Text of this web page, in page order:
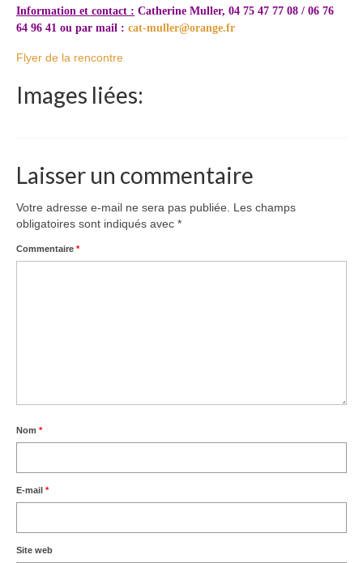
Information et contact : Catherine Muller, 04 75 47 77 08 / 06 76
64 96 41 ou par mail : cat-muller@orange.fr
Flyer de la rencontre
Images liées:
Laisser un commentaire
Votre adresse e-mail ne sera pas publiée.
Les champs
obligatoires sont indiqués avec *
Commentaire *
Nom *
E-mail *
Site web